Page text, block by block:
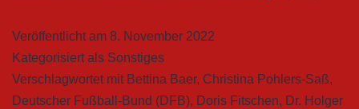
Veröffentlicht am 8. November 2022
Kategorisiert als Sonstiges
Verschlagwortet mit Bettina Baer, Christina Pohlers-Saß,
Deutscher Fußball-Bund (DFB), Doris Fitschen, Dr. Holger